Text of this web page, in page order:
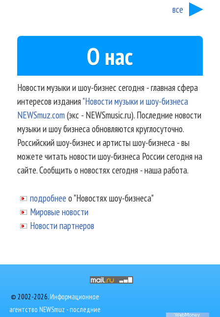
все
О нас
Новости музыки и шоу-бизнес сегодня - главная сфера
интересов издания"Новости музыки и шоу-бизнеса
NEWSmuz.com(экс - NEWSmusic.ru). Последние новости
музыки и шоу бизнеса обновляются круглосуточно.
Российский шоу-бизнес и артисты шоу-бизнеса - вы
можете читать новости шоу-бизнеса России сегодня на
сайте. Сообщить о новостях сегодня - наша работа.
подробнее о "Новостях шоу-бизнеса"
Мировые новости
Новости партнеров
© 2002-2026.Информационное
агентство NEWSmuz - последние